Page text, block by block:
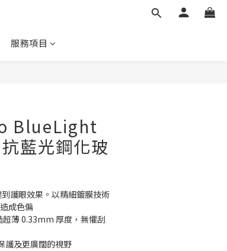
服務項目
BlueLight
藍光鋼化玻
護眼效果。以精細鍍膜技術
成色偏
薄 0.33mm 厚度，無懼刮
護及更廣闊的視野